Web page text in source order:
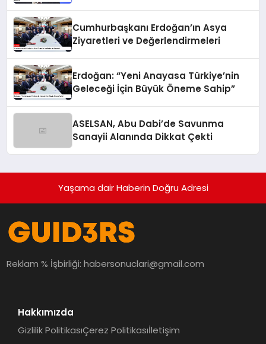
Cumhurbaşkanı Erdoğan’ın Asya
Ziyaretleri ve Değerlendirmeleri
Erdoğan: “Yeni Anayasa Türkiye’nin
Geleceği İçin Büyük Öneme Sahip”
ASELSAN, Abu Dabi’de Savunma
Sanayii Alanında Dikkat Çekti
Yaşama dair Haberin Doğru Adresi
Reklam % İşbirliği:habersonuclari@gmail.com
Hakkımızda
Gizlilik PolitikasıÇerez Politikasıİletişim